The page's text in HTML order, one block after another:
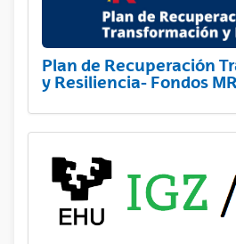
Plan de Recuperación
y Resiliencia- Fondos